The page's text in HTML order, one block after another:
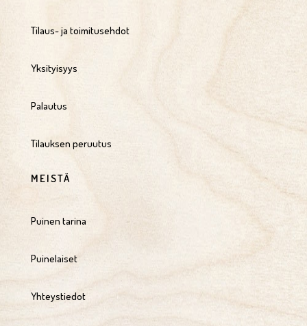
Tilaus- ja toimitusehdot
Yksityisyys
Palautus
Tilauksen peruutus
MEISTÄ
Puinen tarina
Puinelaiset
Yhteystiedot